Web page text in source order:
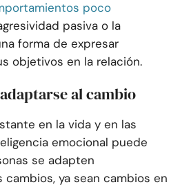
poco
pasiva o la
forma de expresar
objetivos en la relación.
al cambio
en la vida y en las
emocional puede
se adapten
ya sean cambios en